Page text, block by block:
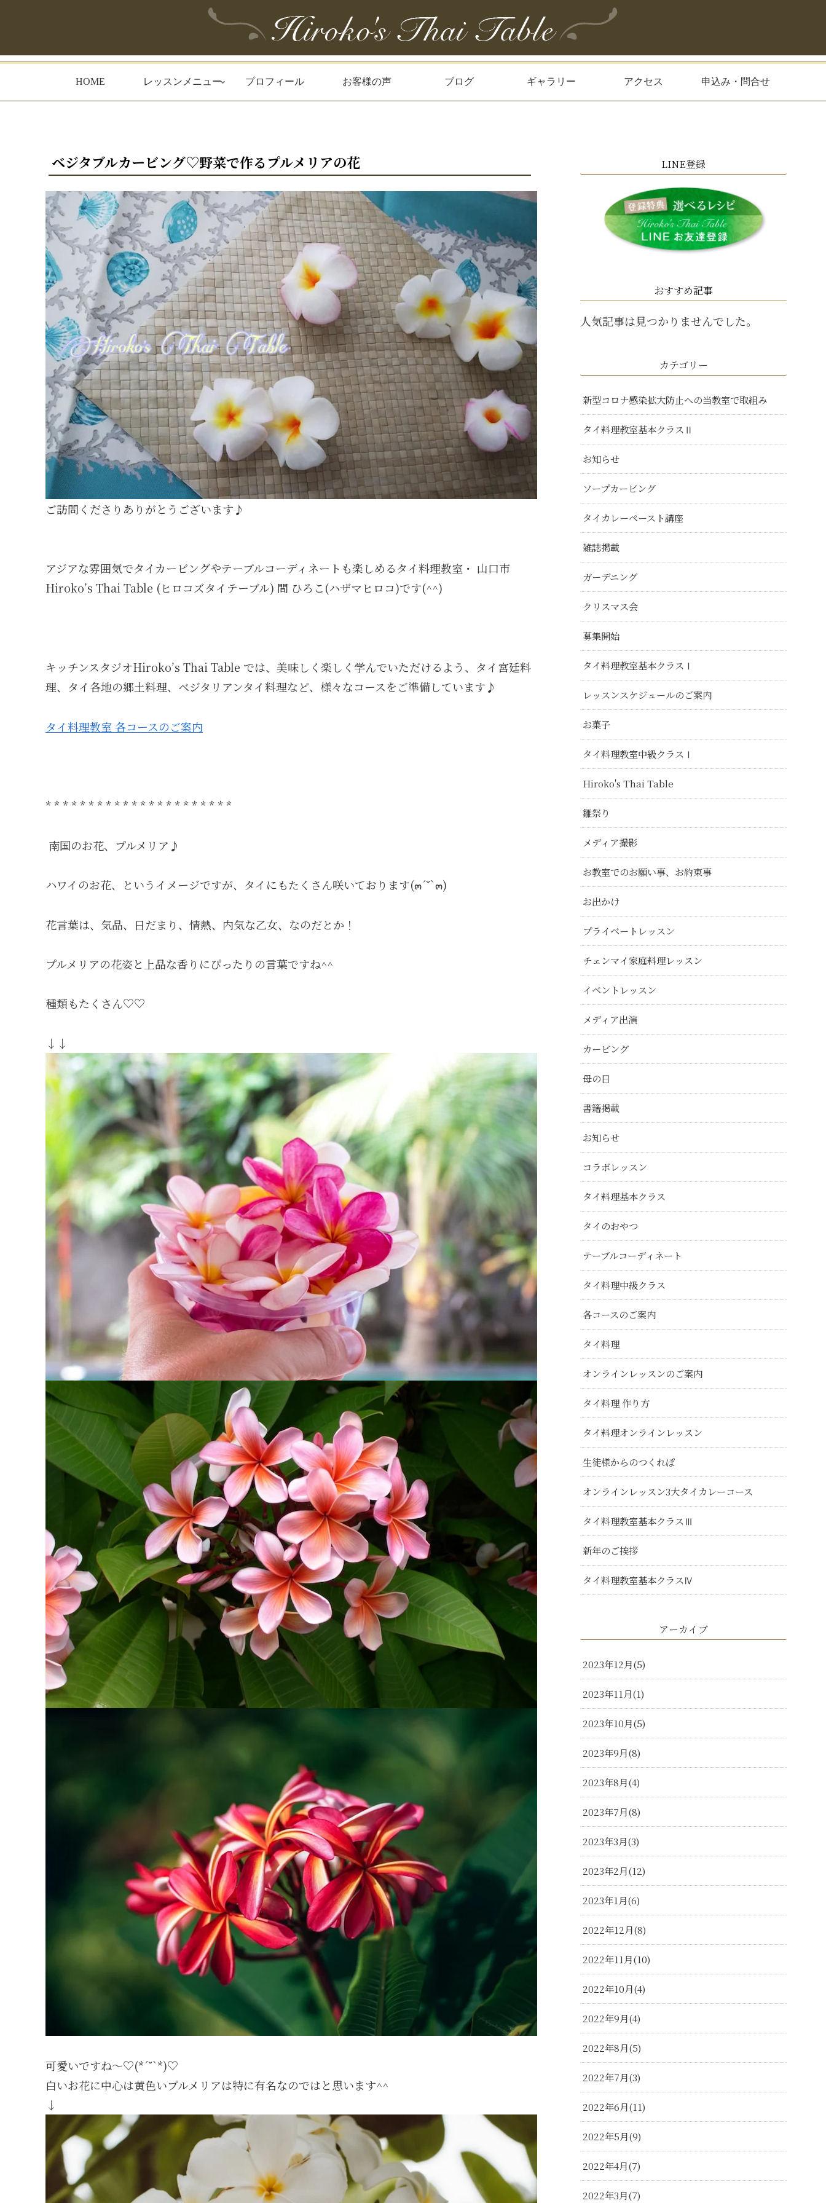
HOME レッスンメニュー プロフィール お客様の声 ブログ ギャラリー アクセス 申込み・問合せ
ベジタブルカービング♡野菜で作るプルメリアの花
ご訪問くださりありがとうございます♪
アジアな雰囲気でタイカービングやテーブルコーディネートも楽しめるタイ料理教室・ 山口市
Hiroko’s Thai Table (ヒロコズタイテーブル) 間 ひろこ(ハザマヒロコ)です(^^)
キッチンスタジオHiroko’s Thai Table では、美味しく楽しく学んでいただけるよう、タイ宮廷料
理、タイ各地の郷土料理、ベジタリアンタイ料理など、様々なコースをご準備しています♪
タイ料理教室 各コースのご案内
* * * * * * * * * * * * * * * * * * * * * *
南国のお花、プルメリア♪
ハワイのお花、というイメージですが、タイにもたくさん咲いております(๓´˘`๓)
花言葉は、気品、日だまり、情熱、内気な乙女、なのだとか！
プルメリアの花姿と上品な香りにぴったりの言葉ですね^^
種類もたくさん♡♡
↓↓
可愛いですね〜♡(*´˘`*)♡
白いお花に中心は黄色いプルメリアは特に有名なのではと思います^^
↓
LINE登録
おすすめ記事
人気記事は見つかりませんでした。
カテゴリー
新型コロナ感染拡大防止への当教室で取組み
タイ料理教室基本クラスⅡ
お知らせ
ソープカービング
タイカレーペースト講座
雑誌掲載
ガーデニング
クリスマス会
募集開始
タイ料理教室基本クラスⅠ
レッスンスケジュールのご案内
お菓子
タイ料理教室中級クラスⅠ
Hiroko's Thai Table
雛祭り
メディア撮影
お教室でのお願い事、お約束事
お出かけ
プライベートレッスン
チェンマイ家庭料理レッスン
イベントレッスン
メディア出演
カービング
母の日
書籍掲載
お知らせ
コラボレッスン
タイ料理基本クラス
タイのおやつ
テーブルコーディネート
タイ料理中級クラス
各コースのご案内
タイ料理
オンラインレッスンのご案内
タイ料理 作り方
タイ料理オンラインレッスン
生徒様からのつくれぽ
オンラインレッスン3大タイカレーコース
タイ料理教室基本クラスⅢ
新年のご挨拶
タイ料理教室基本クラスⅣ
アーカイブ
2023年12月 5
2023年11月 1
2023年10月 5
2023年9月 8
2023年8月 4
2023年7月 8
2023年3月 3
2023年2月 12
2023年1月 6
2022年12月 8
2022年11月 10
2022年10月 4
2022年9月 4
2022年8月 5
2022年7月 3
2022年6月 11
2022年5月 9
2022年4月 7
2022年3月 7